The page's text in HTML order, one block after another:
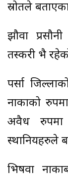
स्रोतले
झौवा
तस्करी भै
पर्सा
नाकाको
अवैध रुपमा
स्थानियहरुले
भिषवा